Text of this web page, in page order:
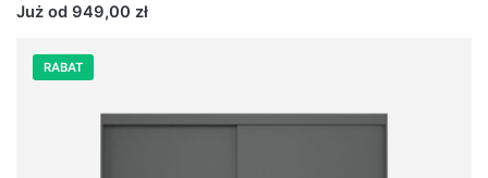
Już od 949,00 zł
RABAT